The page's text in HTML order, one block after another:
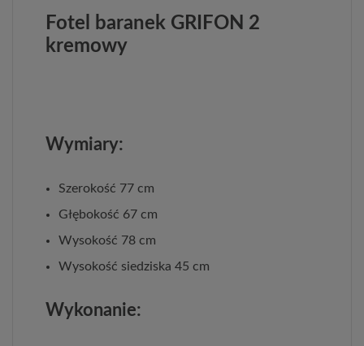
Fotel baranek GRIFON 2
kremowy
Wymiary:
Szerokość 77 cm
Głębokość 67 cm
Wysokość 78 cm
Wysokość siedziska 45 cm
Wykonanie: